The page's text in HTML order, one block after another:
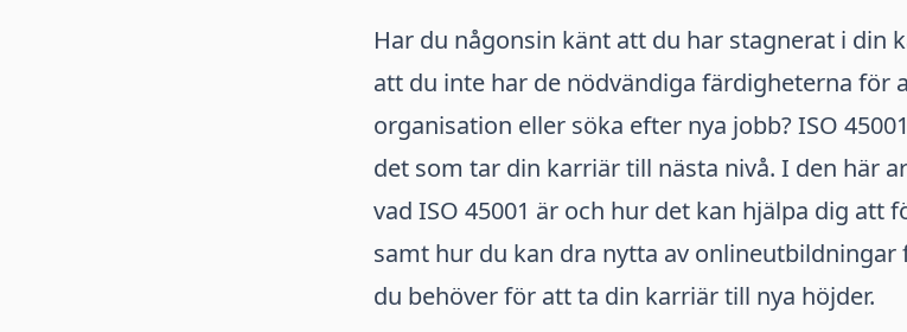
Har du någonsin känt att du har stagnerat i din
att du inte har de nödvändiga färdigheterna för
organisation eller söka efter nya jobb? ISO
det som tar din karriär till nästa nivå. I den här
vad ISO 45001 är och hur det kan hjälpa dig att
samt hur du kan dra nytta av
du behöver för att ta din karriär till nya höjder.